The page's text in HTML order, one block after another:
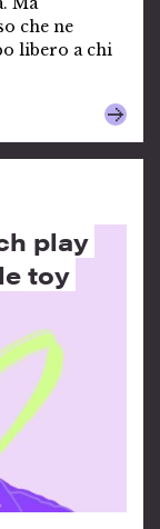
che ne
libero a chi
play
toy